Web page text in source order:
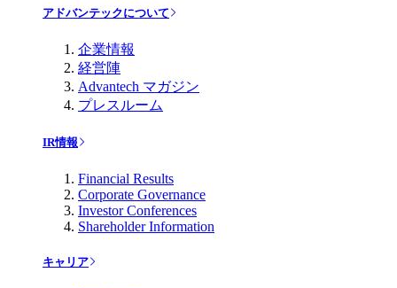
アドバンテックについて
企業情報
経営陣
Advantech マガジン
プレスルーム
IR情報
Financial Results
Corporate Governance
Investor Conferences
Shareholder Information
キャリア